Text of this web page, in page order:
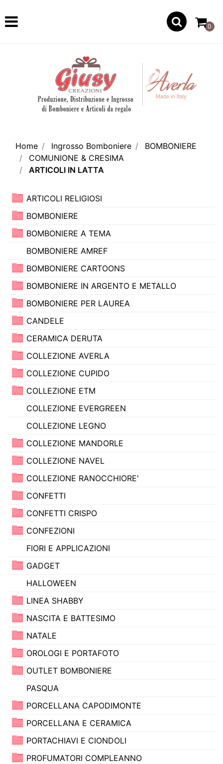
Open
0
Home Ingrosso Bomboniere
BOMBONIERE
COMUNIONE & CRESIMA
ARTICOLI IN LATTA
ARTICOLI RELIGIOSI
BOMBONIERE
BOMBONIERE A TEMA
BOMBONIERE AMREF
BOMBONIERE CARTOONS
BOMBONIERE IN ARGENTO E METALLO
BOMBONIERE PER LAUREA
CANDELE
CERAMICA DERUTA
COLLEZIONE AVERLA
COLLEZIONE CUPIDO
COLLEZIONE ETM
COLLEZIONE EVERGREEN
COLLEZIONE LEGNO
COLLEZIONE MANDORLE
COLLEZIONE NAVEL
COLLEZIONE RANOCCHIORE'
CONFETTI
CONFETTI CRISPO
CONFEZIONI
FIORI E APPLICAZIONI
GADGET
HALLOWEEN
LINEA SHABBY
NASCITA E BATTESIMO
NATALE
OROLOGI E PORTAFOTO
OUTLET BOMBONIERE
PASQUA
PORCELLANA CAPODIMONTE
PORCELLANA E CERAMICA
PORTACHIAVI E CIONDOLI
PROFUMATORI COMPLEANNO